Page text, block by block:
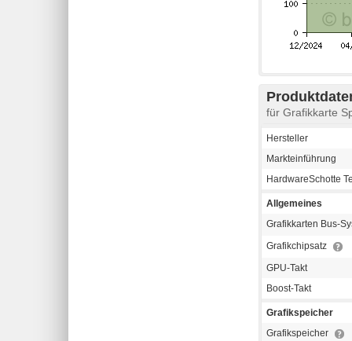
für Grafikkarte
Hersteller
Markteinführung
HardwareSchotte
Allgemeines
Grafikkarten Bus-
Grafikchipsatz
GPU-Takt
Boost-Takt
Grafikspeicher
Grafikspeicher